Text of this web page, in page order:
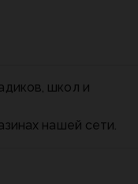
школ и
нашей сети.